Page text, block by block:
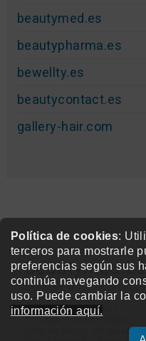
Política de cookies:
terceros para mostrarle
preferencias según sus
continúa navegando
uso. Puede cambiar la
información aquí.
beautymed.es
beautypharma.es
bewellty.es
beautycontact.es
gallery-hair.com
beautymed.es
Copyright © 2015-2026
info@beautymarket.es
Calle de Avinyó, 29 - bajos.